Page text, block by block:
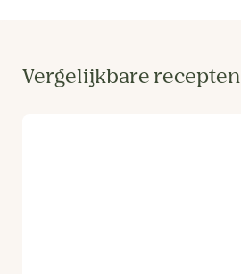
Vergelijkbare recepten